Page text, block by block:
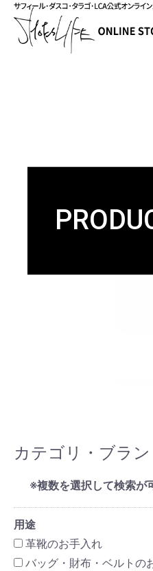
カテゴリ・ブラ
※複数を選択して検索が
用途
革靴のお手入れ
バッグ・財布・ベルトの